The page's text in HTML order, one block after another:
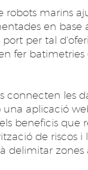
robots marins
en base
per tal
fer
connecten les
aplicació
beneficis que
de riscos
delimitar zones